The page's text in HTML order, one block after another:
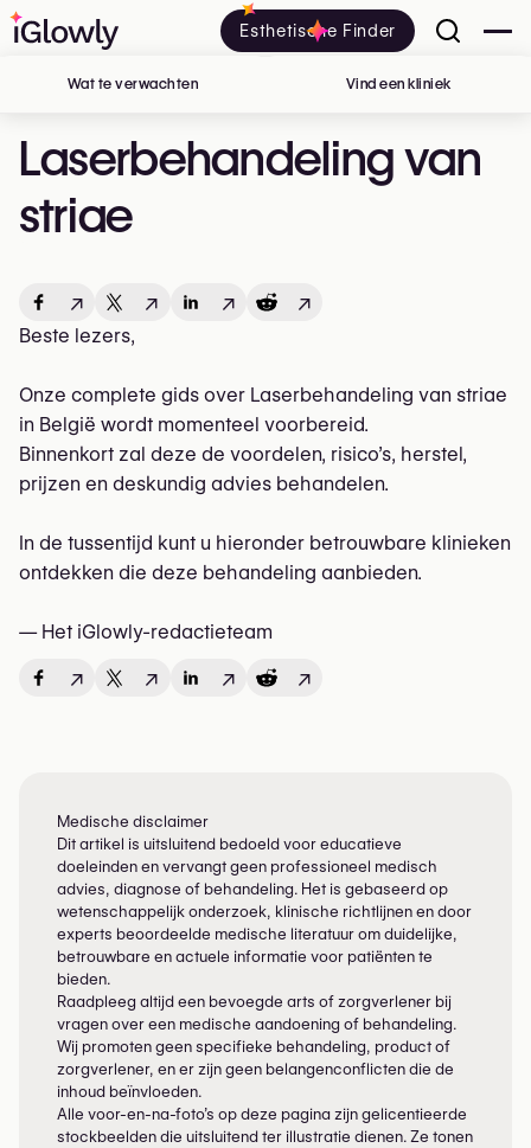
Esthetische Finder
Laserbehandeling van
striae
Wat te verwachten Vind een kliniek
↗ ↗ ↗ ↗
Beste lezers,
Onze complete gids over Laserbehandeling van striae
in België wordt momenteel voorbereid.
Binnenkort zal deze de voordelen, risico’s, herstel,
prijzen en deskundig advies behandelen.
In de tussentijd kunt u hieronder betrouwbare klinieken
ontdekken die deze behandeling aanbieden.
— Het iGlowly-redactieteam
↗ ↗ ↗ ↗
Medische disclaimer
Dit artikel is uitsluitend bedoeld voor educatieve
doeleinden en vervangt geen professioneel medisch
advies, diagnose of behandeling. Het is gebaseerd op
wetenschappelijk onderzoek, klinische richtlijnen en door
experts beoordeelde medische literatuur om duidelijke,
betrouwbare en actuele informatie voor patiënten te
bieden.
Raadpleeg altijd een bevoegde arts of zorgverlener bij
vragen over een medische aandoening of behandeling.
Wij promoten geen specifieke behandeling, product of
zorgverlener, en er zijn geen belangenconflicten die de
inhoud beïnvloeden.
Alle voor-en-na-foto’s op deze pagina zijn gelicentieerde
stockbeelden die uitsluitend ter illustratie dienen. Ze tonen